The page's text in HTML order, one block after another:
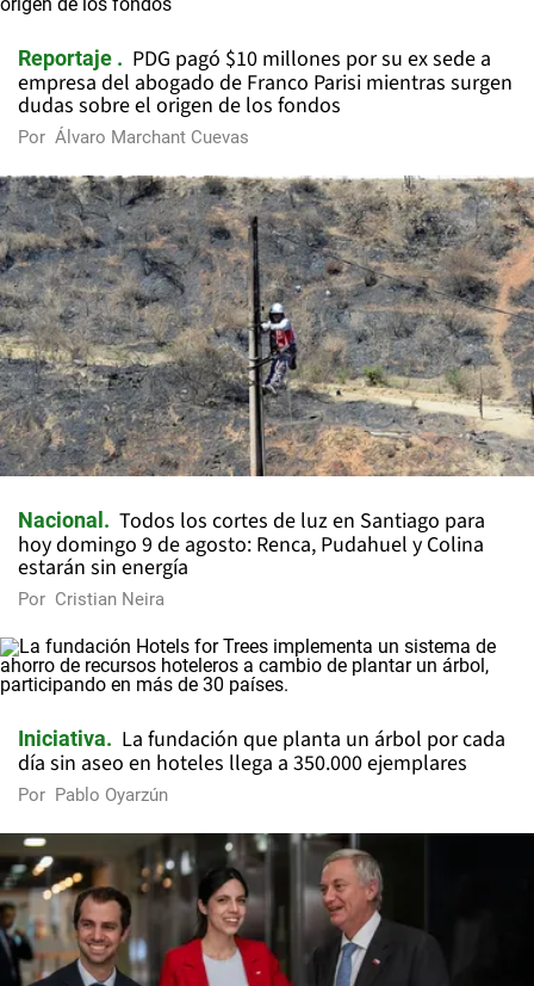
Reportaje
PDG pagó $10 millones por su ex sede a
empresa del abogado de Franco Parisi mientras surgen
dudas sobre el origen de los fondos
Por Álvaro Marchant Cuevas
Nacional
Todos los cortes de luz en Santiago para
hoy domingo 9 de agosto: Renca, Pudahuel y Colina
estarán sin energía
Por Cristian Neira
Iniciativa
La fundación que planta un árbol por cada
día sin aseo en hoteles llega a 350.000 ejemplares
Por Pablo Oyarzún